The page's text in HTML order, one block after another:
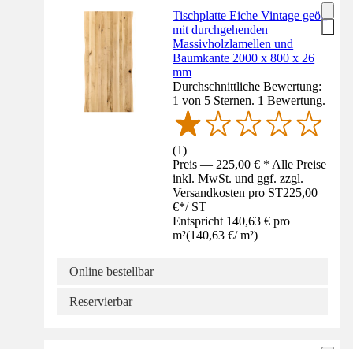
Tischplatte Eiche Vintage geölt
mit durchgehenden
Massivholzlamellen und
Baumkante 2000 x 800 x 26
mm
Durchschnittliche Bewertung:
1 von 5 Sternen. 1 Bewertung.
(1)
Preis — 225,00 € * Alle Preise
inkl. MwSt. und ggf. zzgl.
Versandkosten pro ST225,00
€*/ ST
Entspricht 140,63 € pro
m²(140,63 €/ m²)
Online bestellbar
Reservierbar